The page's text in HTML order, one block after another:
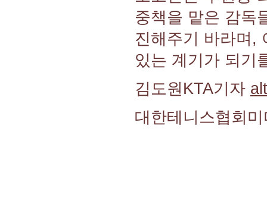
중책을 맡은 감독
진해주기 바라며,
있는 계기가 되기
김도원KTA기자
대한테니스협회